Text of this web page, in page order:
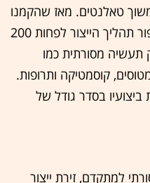
טאלנטים. מאז שהקמנו
את הזירה ניגשו למסלול של שיפור תהליך הייצור לפחות 200
תעשיה מסורתית כמו
קוסמטיקה ותרופות.
בסדר גודל של
למתקדם, זירת ייצור